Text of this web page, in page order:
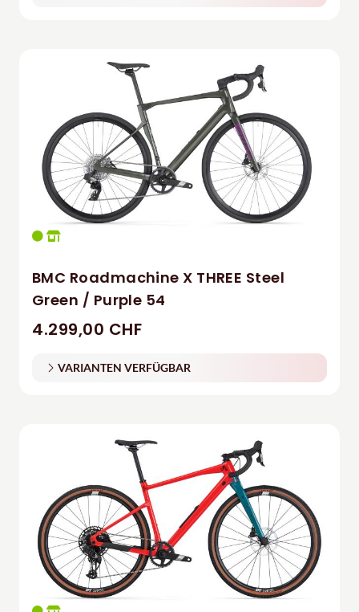
BMC Roadmachine X THREE Steel
Green / Purple 54
4.299,00 CHF
VARIANTEN VERFÜGBAR